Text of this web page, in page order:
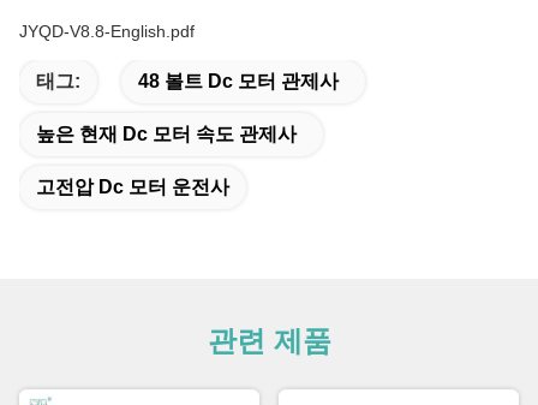
JYQD-V8.8-English.pdf
태그: 48 볼트 Dc 모터 관제사
높은 현재 Dc 모터 속도 관제사
고전압 Dc 모터 운전사
관련 제품